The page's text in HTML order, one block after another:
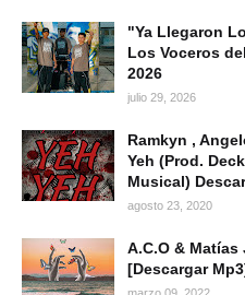
"Ya Llegaron
Los Voceros
2026
julio 29, 2026
Ramkyn ,
Yeh (Prod.
Musical)
agosto 23, 2020
A.C.O & Matías
[Descargar